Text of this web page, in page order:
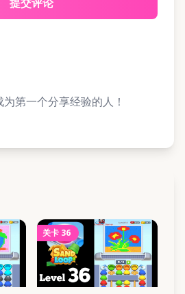
第一个分享经验的人！
关卡 36